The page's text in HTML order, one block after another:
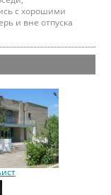
с хорошими
и вне отпуска